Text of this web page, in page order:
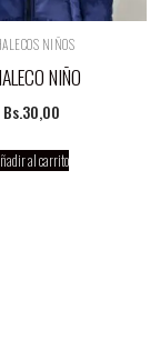
NIÑOS
NIÑO
Bs.30,00
al carrito